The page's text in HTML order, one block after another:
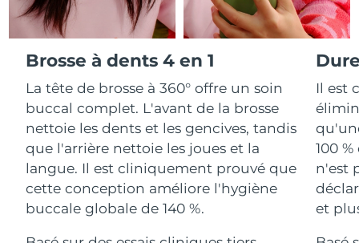
Brosse à dents 4 en 1
La tête de brosse à 360° offre un soin
buccal complet. L'avant de la brosse
nettoie les dents et les gencives, tandis
que l'arrière nettoie les joues et la
langue. Il est cliniquement prouvé que
cette conception améliore l'hygiène
buccale globale de 140 %.
Il est
100
n'est
et
For healthy hair
18% PAP
Cosmétiques Hommes
Acheter tout
FOREO APP
Israël Livraison estimée 8/13/26
Italie Livraison estimée 8/9/26
Japon Livraison estimée 8/12/26
Jersey Livraison estimée8/14/26
Kazakhstan Livraison estimée 8/11/26
Koweït 8/9/26